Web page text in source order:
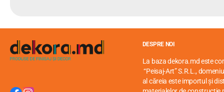
DESPRE NOI
La baza dekora.md este
“Peisaj-Art” S.R.L.,
al căreia este importul și